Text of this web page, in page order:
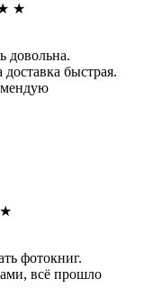
★
довольна.
быстрая.
★
фотокниг.
всё прошло